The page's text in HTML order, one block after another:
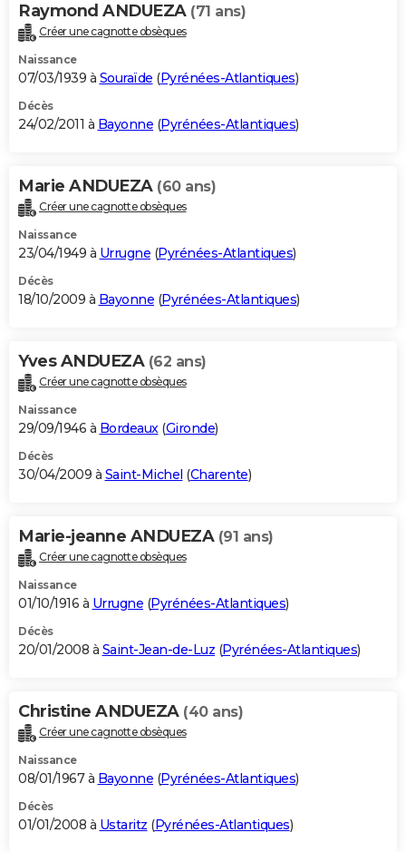
Raymond ANDUEZA (71 ans)
Créer une cagnotte obsèques
Naissance
07/03/1939 à Souraïde (Pyrénées-Atlantiques)
Décès
24/02/2011 à Bayonne (Pyrénées-Atlantiques)
Marie ANDUEZA (60 ans)
Créer une cagnotte obsèques
Naissance
23/04/1949 à Urrugne (Pyrénées-Atlantiques)
Décès
18/10/2009 à Bayonne (Pyrénées-Atlantiques)
Yves ANDUEZA (62 ans)
Créer une cagnotte obsèques
Naissance
29/09/1946 à Bordeaux(Gironde)
Décès
30/04/2009 à Saint-Michel (Charente)
Marie-jeanne ANDUEZA (91 ans)
Créer une cagnotte obsèques
Naissance
01/10/1916 à Urrugne (Pyrénées-Atlantiques)
Décès
20/01/2008 à Saint-Jean-de-Luz (Pyrénées-Atlantiques)
Christine ANDUEZA (40 ans)
Créer une cagnotte obsèques
Naissance
08/01/1967 à Bayonne (Pyrénées-Atlantiques)
Décès
01/01/2008 à Ustaritz (Pyrénées-Atlantiques)